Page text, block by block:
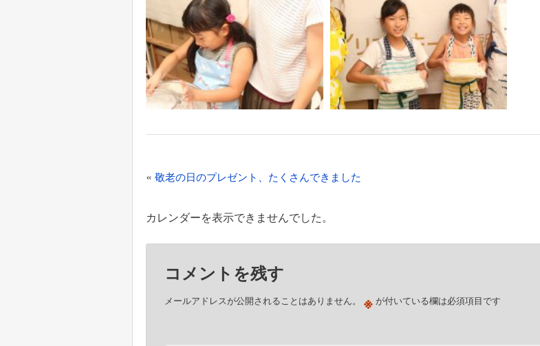
投
ナ
«敬老の日のプレゼント、たくさんできました
カレンダーを表示できませんでした。
コメントを残す
メールアドレスが公開されることはありません。 ※ が付いている欄は必須項目です